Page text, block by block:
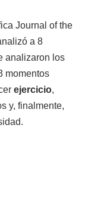
Journal of the
a 8
analizaron los
momentos
ejercicio,
y, finalmente,